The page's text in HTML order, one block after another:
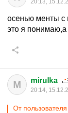
20:13,
осенью менты с
это я понимаю,а
M mirulka
20:14,
От пользователя